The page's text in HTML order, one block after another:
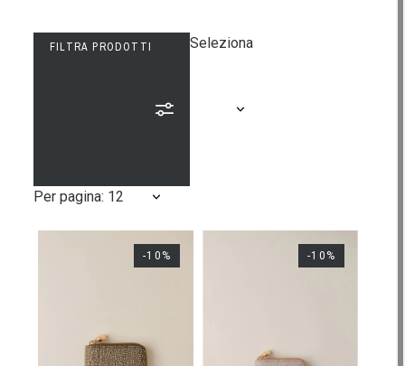
FILTRA PRODOTTI Seleziona
Per pagina: 12
-10% -10%